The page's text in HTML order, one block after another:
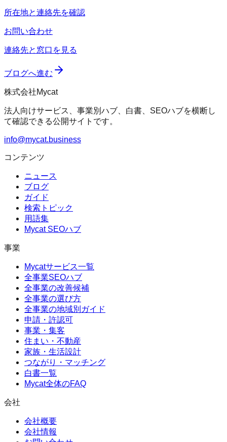
所在地と連絡先を確認
お問い合わせ
連絡先と窓口を見る
ブログへ進む
株式会社Mycat
法人向けサービス、事業別ハブ、白書、SEOハブを横断し
て確認できる公開サイトです。
info@mycat.business
コンテンツ
ニュース
ブログ
ガイド
検索トピック
用語集
Mycat SEOハブ
事業
Mycatサービス一覧
全事業SEOハブ
全事業の改善候補
全事業の選び方
全事業の地域別ガイド
申請・許認可
事業・集客
住まい・不動産
家族・生活設計
つながり・マッチング
白書一覧
Mycat全体のFAQ
会社
会社概要
会社情報